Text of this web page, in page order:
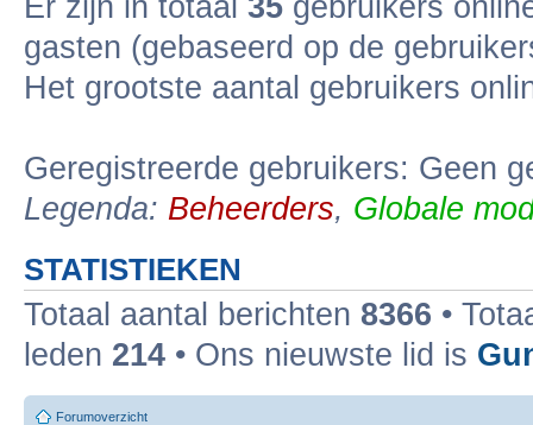
Er zijn in totaal 35 gebruikers
gasten (gebaseerd op de
Het grootste aantal gebruikers
Geregistreerde gebruikers: Geen
Legenda: Beheerders, Globale
STATISTIEKEN
Totaal aantal berichten 8366 •
leden 214 • Ons nieuwste lid is
Forumoverzicht